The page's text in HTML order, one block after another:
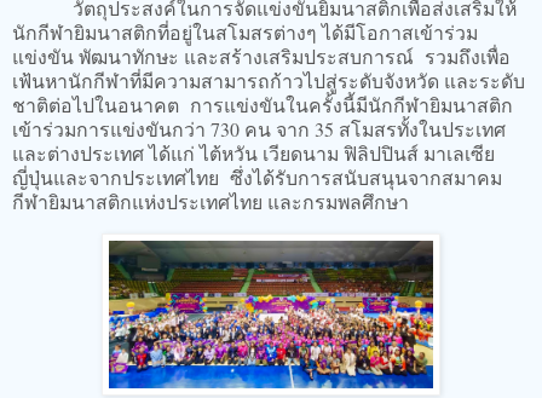
วัตถุประสงค์ในการจัดแข่งขันยิมนาสติกเพื่อส่งเสริมให้
นักกีฬายิมนาสติกที่อยู่ในสโมสรต่างๆ ได้มีโอกาสเข้าร่วม
แข่งขัน พัฒนาทักษะ และสร้างเสริมประสบการณ์ รวมถึงเพื่อ
เฟ้นหานักกีฬาที่มีความสามารถก้าวไปสู่ระดับจังหวัด และระดับ
ชาติต่อไปในอนาคต การแข่งขันในครั้งนี้มีนักกีฬายิมนาสติก
เข้าร่วมการแข่งขันกว่า 730 คน จาก 35 สโมสรทั้งในประเทศ
และต่างประเทศ ได้แก่ ไต้หวัน เวียดนาม ฟิลิปปินส์ มาเลเซีย
ญี่ปุ่นและจากประเทศไทย ซึ่งได้รับการสนับสนุนจากสมาคม
กีฬายิมนาสติกแห่งประเทศไทย และกรมพลศึกษา